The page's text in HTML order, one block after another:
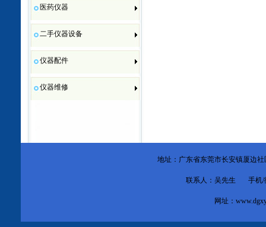
医药仪器
二手仪器设备
仪器配件
仪器维修
地址：广东省东莞市长安镇厦边
联系人：吴先生 手机/
网址：